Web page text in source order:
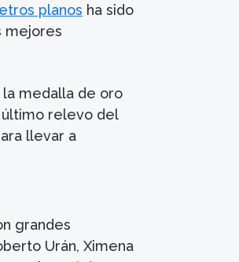
planos ha sido
mejores
medalla de oro
último relevo del
llevar a
grandes
Urán, Ximena